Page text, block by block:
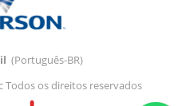
(Português-BR)
Todos os direitos reservados